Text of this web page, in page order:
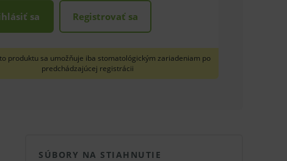
sa Registrovať sa
produktu sa umožňuje iba stomatológickým zariadeniam po
predchádzajúcej registrácii
SÚBORY NA STIAHNUTIE